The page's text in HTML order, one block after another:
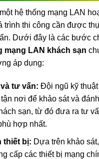
hệ thống mạng LAN
trình thi công cần được
Dưới đây là các bước
mạng LAN khách sạn
áp dụng:
tư vấn: Đội ngũ kỹ
nơi để khảo sát và
sạn, từ đó đưa ra tư
hợp nhất.
thiết bị: Dựa trên khảo
cấp các thiết bị mạng